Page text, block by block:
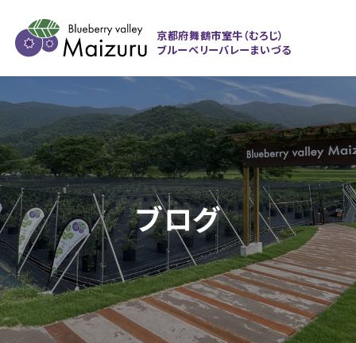
京都府舞鶴市室牛（むろじ）
ブルーベリーバレーまいづる
ブログ